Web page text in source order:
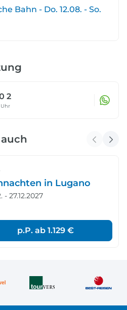
Bahn - Do. 12.08. - So.
2
Uhr
in Lugano
- 27.12.2027
p.P. ab 1.129 €